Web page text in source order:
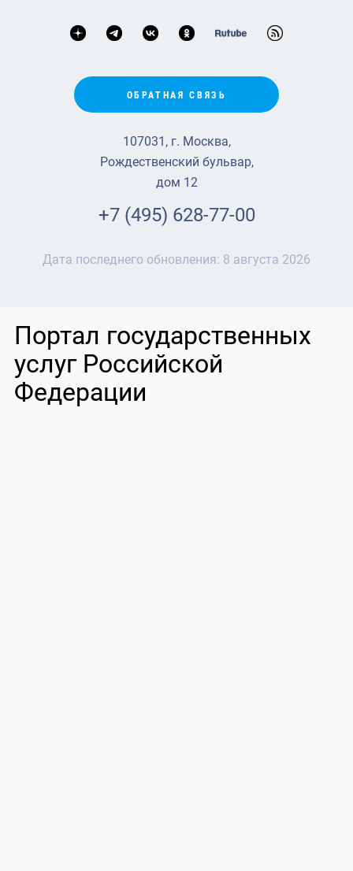
ОБРАТНАЯ СВЯЗЬ
107031, г. Москва,
Рождественский бульвар,
дом 12
+7 (495) 628-77-00
Дата последнего обновления: 8 августа 2026
Портал государственных
услуг Российской
Федерации